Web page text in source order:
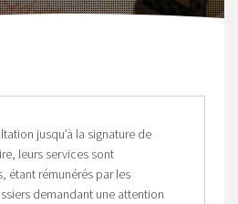
jusqu’à la signature de
leurs services sont
étant rémunérés par les
demandant une attention